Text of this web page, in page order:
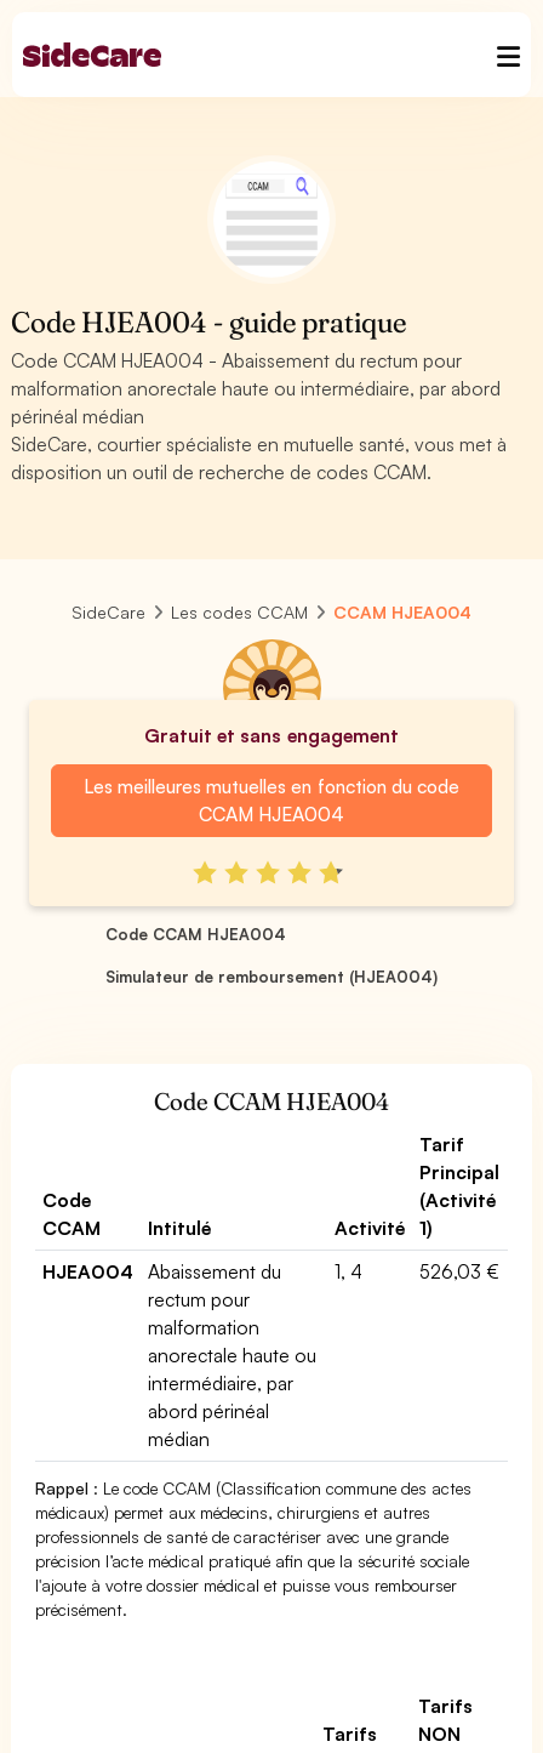
Code HJEA004 - guide pratique
Code CCAM HJEA004 - Abaissement du rectum pour
malformation anorectale haute ou intermédiaire, par abord
périnéal médian
SideCare, courtier spécialiste en mutuelle santé, vous met à
disposition un outil de recherche de codes CCAM.
SideCare Les codes CCAM CCAM HJEA004
Gratuit et sans engagement
Les meilleures mutuelles en fonction du code
CCAM HJEA004
Code CCAM HJEA004
Simulateur de remboursement (HJEA004)
Code CCAM HJEA004
Code
CCAM
Intitulé Activité
Tarif
Principal
(Activité
1)
HJEA004
Abaissement du
rectum pour
malformation
anorectale haute ou
intermédiaire, par
abord périnéal
médian
1, 4 526,03 €
Rappel : Le code CCAM (Classification commune des actes
médicaux) permet aux médecins, chirurgiens et autres
professionnels de santé de caractériser avec une grande
précision l’acte médical pratiqué afin que la sécurité sociale
l'ajoute à votre dossier médical et puisse vous rembourser
précisément.
Tarifs
Tarifs
NON